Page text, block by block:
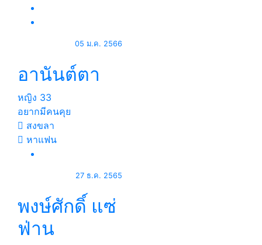
05 ม.ค. 2566
อานันต์ตา
หญิง 33
อยากมีคนคุย
สงขลา
หาแฟน
27 ธ.ค. 2565
พงษ์ศักดิ์ แซ่
ฟ่าน